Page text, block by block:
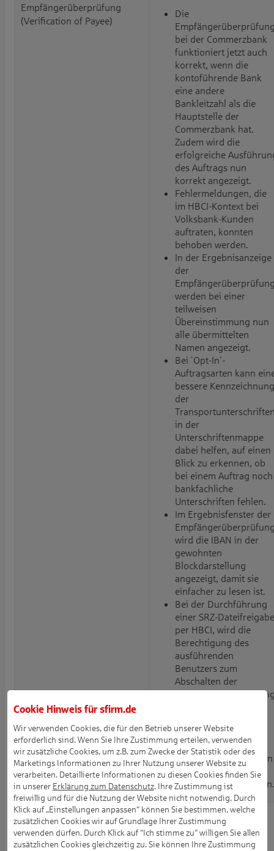
Empfängerüberprüfung
(Verification of Payee)
Die
bei der Commerzbank
funktioniert jetzt auch
korrekt, wenn die
kontoführende Bank
eine andere
Bankleitzahl als die
Hauptstelle der
Commerzbank hat.
Zudem wird die
erfolgreiche
des Auftrags nun
korrekt angezeigt.
Fehlermeldungen, die
im HBCI-Kontext bei
Volksbank-Kunden
auftraten, konnten
behoben werden.
In der Ergebnisanzeige
der
werden bei einer
teilweisen
Übereinstimmung nun
alle übermittelten
Namen angezeigt.
Bei 'Opt-In'-
Auftragsarten kann
bessere Kennzeichnung
der
in der
Unterschriftenmappe
dabei helfen, auf einen
Blick zu erkennen, ob
bei einem Auftrag noch
bankfachliche
Unterschriften fehlen.
Im Ergebnisfenster der
wird die IBAN in der
gewohnten
Blockdarstellung
angezeigt, damit sie
einfacher zu lesen ist.
Bei der Durchführung
einer SRZ-Dateifreigabe
per HBCI, wird die
Berechtigung des
ausführenden
Benutzers zum
Abschalten der
Der Statusreport für
Sammel-
Echtzeitüberweisungen
per HBCI wird jetzt
automatisch abgerufen.
Getrennte Zielordner für die
Ablage von Vormerkposten
und Kontoumsätze
Mit einer neuen
Einstellung zum
Speichern einer
Cookie Hinweis fürsfirm.de
Wir verwenden Cookies, die für den Betrieb unserer Website
erforderlich sind. Wenn Sie Ihre Zustimmung erteilen, verwenden
wir zusätzliche Cookies, um z.B. zum Zwecke der Statistik oder des
Marketings Informationen zu Ihrer Nutzung unserer Website zu
verarbeiten. Detaillierte Informationen zu diesen Cookies finden Sie
in unserer Erklärung zum Datenschutz. Ihre Zustimmung ist
freiwillig und für die Nutzung der Website nicht notwendig. Durch
Klick auf „Einstellungen anpassen“ können Sie bestimmen, welche
zusätzlichen Cookies wir auf Grundlage Ihrer Zustimmung
verwenden dürfen. Durch Klick auf “Ich stimme zu“ willigen Sie allen
zusätzlichen Cookies gleichzeitig zu. Sie können Ihre Zustimmung